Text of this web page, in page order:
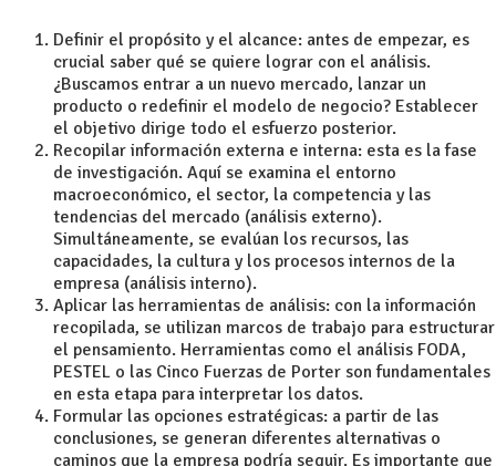
Definir el propósito y el alcance: antes de empezar, es
crucial saber qué se quiere lograr con el análisis.
¿Buscamos entrar a un nuevo mercado, lanzar un
producto o redefinir el modelo de negocio? Establecer
el objetivo dirige todo el esfuerzo posterior.
Recopilar información externa e interna: esta es la fase
de investigación. Aquí se examina el entorno
macroeconómico, el sector, la competencia y las
tendencias del mercado (análisis externo).
Simultáneamente, se evalúan los recursos, las
capacidades, la cultura y los procesos internos de la
empresa (análisis interno).
Aplicar las herramientas de análisis: con la información
recopilada, se utilizan marcos de trabajo para estructurar
el pensamiento. Herramientas como el análisis FODA,
PESTEL o las Cinco Fuerzas de Porter son fundamentales
en esta etapa para interpretar los datos.
Formular las opciones estratégicas: a partir de las
conclusiones, se generan diferentes alternativas o
caminos que la empresa podría seguir. Es importante que